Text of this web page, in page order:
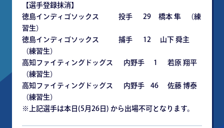
【選手登録抹消】
徳島インディゴソックス 投手 29 橋本 隼 （練
習生）
徳島インディゴソックス 捕手 12 山下 舜主
（練習生）
高知ファイティングドッグス 内野手 1 若原 翔平
（練習生）
高知ファイティングドッグス 内野手 46 佐藤 博泰
（練習生）
※上記選手は本日(5月26日) から出場不可となります。